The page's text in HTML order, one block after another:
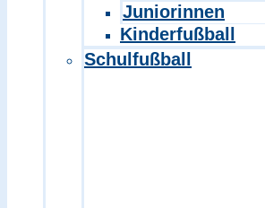
Juniorinnen
Kinderfußball
Schulfußball